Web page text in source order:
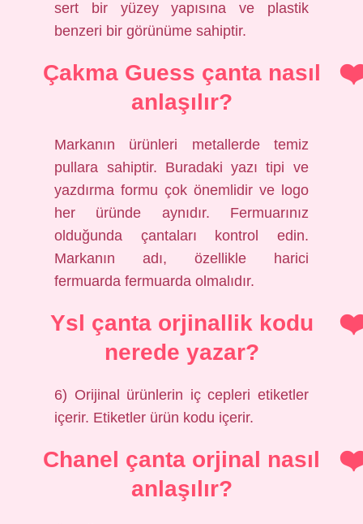
sert bir yüzey yapısına ve plastik
benzeri bir görünüme sahiptir.
Çakma Guess çanta nasıl
anlaşılır?
Markanın ürünleri metallerde temiz
pullara sahiptir. Buradaki yazı tipi ve
yazdırma formu çok önemlidir ve logo
her üründe aynıdır. Fermuarınız
olduğunda çantaları kontrol edin.
Markanın adı, özellikle harici
fermuarda fermuarda olmalıdır.
Ysl çanta orjinallik kodu
nerede yazar?
6) Orijinal ürünlerin iç cepleri etiketler
içerir. Etiketler ürün kodu içerir.
Chanel çanta orjinal nasıl
anlaşılır?